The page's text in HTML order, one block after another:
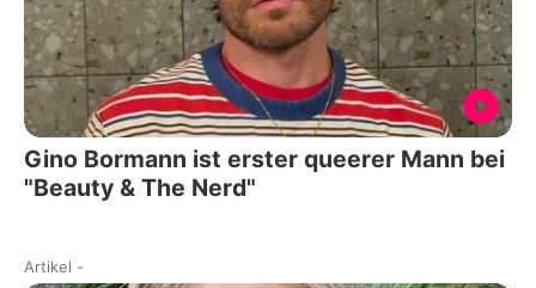
Gino Bormann ist erster queerer Mann bei
"Beauty & The Nerd"
Artikel -